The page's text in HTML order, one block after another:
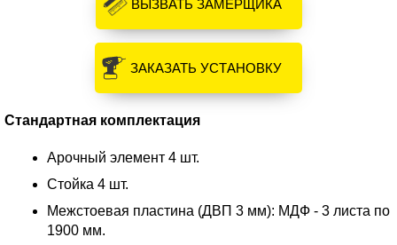
ВЫЗВАТЬ ЗАМЕРЩИКА
ЗАКАЗАТЬ УСТАНОВКУ
Стандартная комплектация
Арочный элемент 4 шт.
Стойка 4 шт.
Межстоевая пластина (ДВП 3 мм): МДФ - 3 листа по
1900 мм.